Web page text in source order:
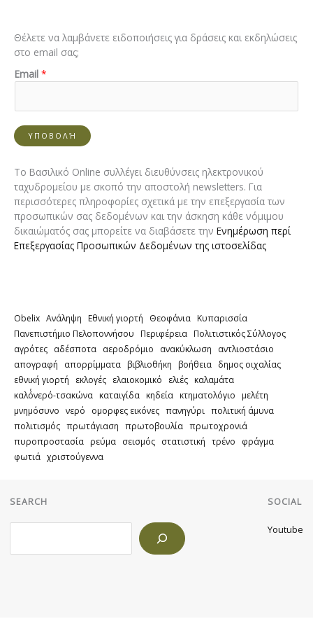
Θέλετε να λαμβάνετε ειδοποιήσεις για δράσεις και εκδηλώσεις
στο email σας;
E
m
i
E
a
i
l
E
m
a
Email *
ΥΠΟΒΟΛΉ
Το Βασιλικό Online συλλέγει διευθύνσεις ηλεκτρονικού
ταχυδρομείου με σκοπό την αποστολή newsletters. Για
περισσότερες πληροφορίες σχετικά με την επεξεργασία των
προσωπικών σας δεδομένων και την άσκηση κάθε νόμιμου
δικαιώματός σας μπορείτε να διαβάσετε την Ενημέρωση περί
Επεξεργασίας Προσωπικών Δεδομένων της ιστοσελίδας
Obelix Ανάληψη Εθνική γιορτή Θεοφάνια Κυπαρισσία
Πανεπιστήμιο Πελοποννήσου
Περιφέρεια Πολιτιστικός Σύλλογος
αγρότες αδέσποτα αεροδρόμιο ανακύκλωση
αντλιοστάσιο
απογραφή
απορρίμματα βιβλιοθήκη βοήθεια δημος οιχαλίας
εθνική γιορτή
εκλογές ελαιοκομικό ελιές καλαμάτα
καλό΄νερό-τσακώνα καταιγίδα κηδεία κτηματολόγιο
μελέτη
μνημόσυνο νερό ομορφες εικόνες πανηγύρι πολιτική άμυνα
πολιτισμός πρωτάγιαση πρωτοβουλία πρωτοχρονιά
πυροπροστασία ρεύμα σεισμός στατιστική τρένο
φράγμα
φωτιά χριστούγεννα
SEARCH SOCIAL
Youtube